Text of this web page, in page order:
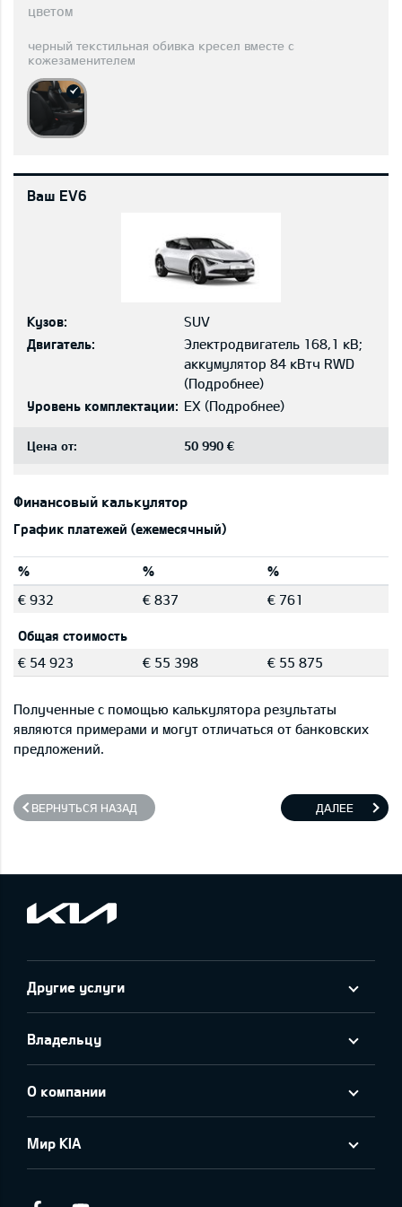
цветом
черный текстильная обивка кресел вместе с
кожезаменителем
Ваш EV6
Кузов:
SUV
Двигатель:
Электродвигатель 168,1 кВ;
aккумулятор 84 кВтч RWD
(Подробнее)
Уровень комплектации: EX (Подробнее)
Цена от: 50 990 €
Финансовый калькулятор
График платежей (ежемесячный)
% %
%
€ 932
€ 837 € 761
Общая стоимость
€ 54 923
€ 55 398 € 55 875
Полученные с помощью калькулятора результаты
являются примерами и могут отличаться от банковских
предложений.
ВЕРНУТЬСЯ НАЗАД ДАЛЕЕ
Другие услуги
Владельцу
О компании
Мир KIA